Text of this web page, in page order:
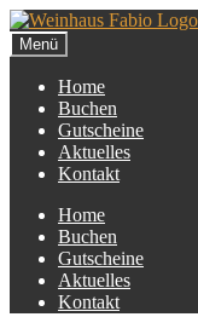
Zur
Navigation
springen
Zum
Inhalt
springen
Menü
Home
Buchen
Gutscheine
Aktuelles
Kontakt
Home
Buchen
Gutscheine
Aktuelles
Kontakt